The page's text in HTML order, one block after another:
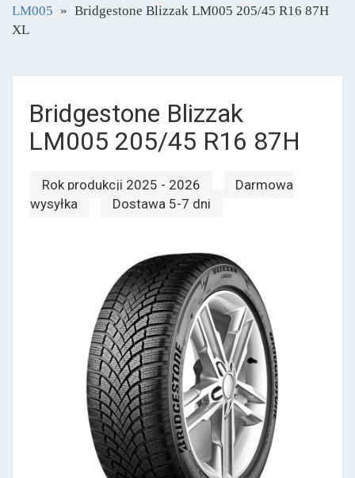
LM005
Bridgestone Blizzak LM005 205/45 R16 87H
XL
Bridgestone Blizzak
LM005 205/45 R16 87H
Rok produkcji 2025 - 2026
Darmowa
wysyłka
Dostawa 5-7 dni